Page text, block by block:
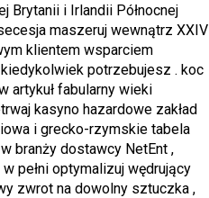
Brytanii i Irlandii Północnej
maszeruj wewnątrz XXIV
klientem wsparciem
potrzebujesz . koc
artykuł fabularny wieki
kasyno hazardowe zakład
i grecko-rzymskie tabela
branży dostawcy NetEnt ,
pełni optymalizuj wędrujący
zwrot na dowolny sztuczka ,